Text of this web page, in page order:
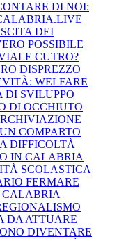
DI NOI:
DEI
POSSIBILE
CUTRO?
DISPREZZO
WELFARE
DI SVILUPPO
DI OCCHIUTO
COMPARTO
DIFFICOLTÀ
IN CALABRIA
SCOLASTICA
FERMARE
CALABRIA
DA ATTUARE
DIVENTARE